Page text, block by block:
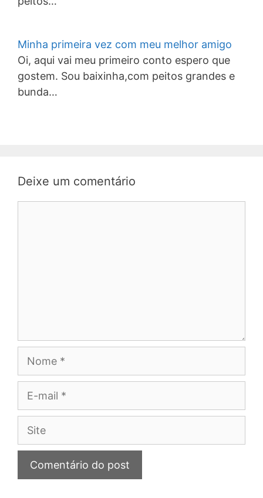
Minha primeira vez com meu melhor amigo
Oi, aqui vai meu primeiro conto espero que
gostem. Sou baixinha,com peitos grandes e
bunda…
Deixe um comentário
Site